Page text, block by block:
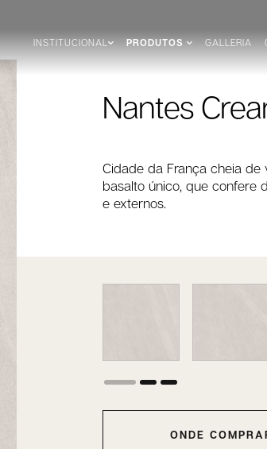
INSTITUCIONAL PRODUTOS GALLERIA
Nantes
Cidade da França cheia
basalto único, que confere
e externos.
ONDE